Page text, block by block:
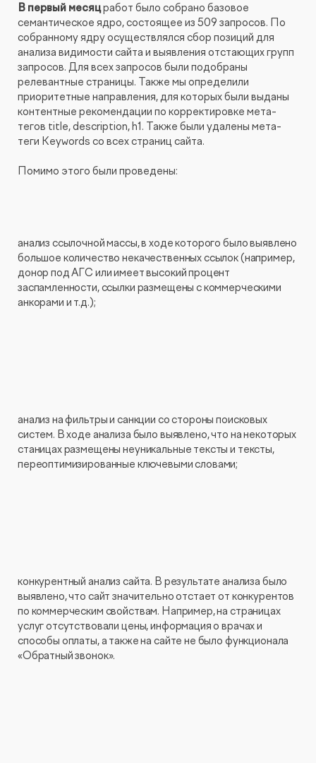
В первый месяцработ было собрано базовое
семантическое ядро, состоящее из 509 запросов. По
собранному ядру осуществлялся сбор позиций для
анализа видимости сайта и выявления отстающих групп
запросов. Для всех запросов были подобраны
релевантные страницы. Также мы определили
приоритетные направления, для которых были выданы
контентные рекомендации по корректировке мета-
тегов title, description, h1. Также были удалены мета-
теги Keywords со всех страниц сайта.
Помимо этого были проведены:
анализ ссылочной массы, в ходе которого было выявлено
большое количество некачественных ссылок (например,
донор под АГС или имеет высокий процент
заспамленности, ссылки размещены с коммерческими
анкорами и т.д.);
анализ на фильтры и санкции со стороны поисковых
систем. В ходе анализа было выявлено, что на некоторых
станицах размещены неуникальные тексты и тексты,
переоптимизированные ключевыми словами;
конкурентный анализ сайта. В результате анализа было
выявлено, что сайт значительно отстает от конкурентов
по коммерческим свойствам. Например, на страницах
услуг отсутствовали цены, информация о врачах и
способы оплаты, а также на сайте не было функционала
«Обратный звонок».